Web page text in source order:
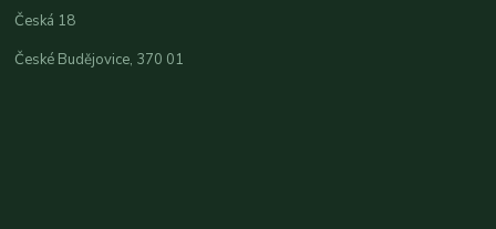
Česká 18
České Budějovice, 370 01